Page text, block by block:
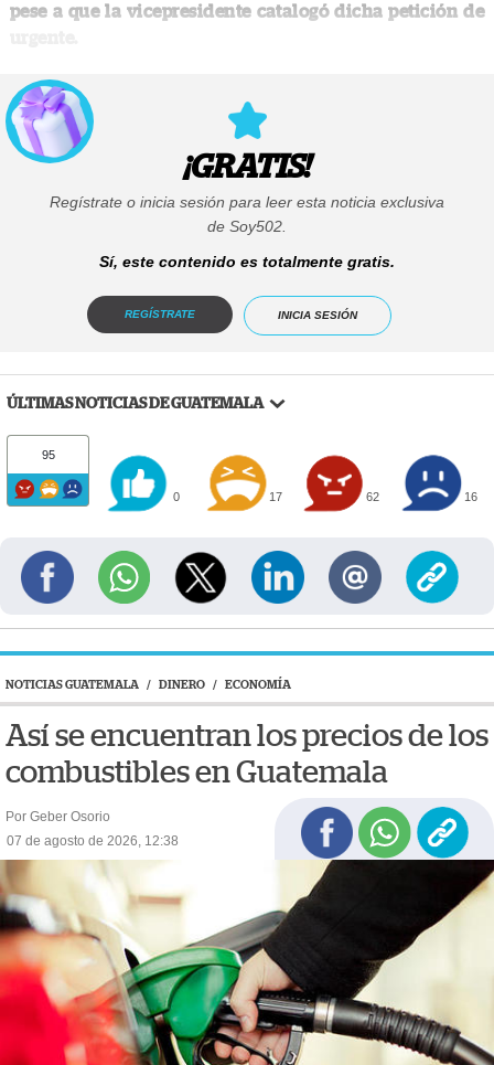
pese a que la vicepresidente catalogó dicha petición de
¡GRATIS!
Regístrate o inicia sesión para leer esta noticia exclusiva
de Soy502.
Sí, este contenido es totalmente gratis.
REGÍSTRATE INICIA SESIÓN
ÚLTIMAS NOTICIAS DE GUATEMALA
95
0 17 62 16
NOTICIAS GUATEMALA / DINERO / ECONOMÍA
Así se encuentran los precios de los
combustibles en Guatemala
Por Geber Osorio
07 de agosto de 2026, 12:38